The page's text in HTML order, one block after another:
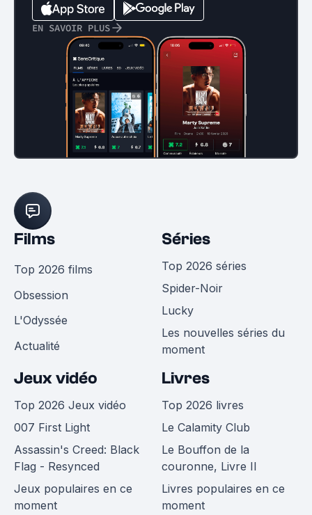
EN SAVOIR PLUS
Films
Top 2026 films
Obsession
L'Odyssée
Actualité
Séries
Top 2026 séries
Spider-Noir
Lucky
Les nouvelles séries du
moment
Jeux vidéo
Top 2026 Jeux vidéo
007 First Light
Assassin's Creed: Black
Flag - Resynced
Jeux populaires en ce
moment
Livres
Top 2026 livres
Le Calamity Club
Le Bouffon de la
couronne, Livre II
Livres populaires en ce
moment